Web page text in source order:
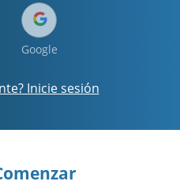
Google
Inicie sesión